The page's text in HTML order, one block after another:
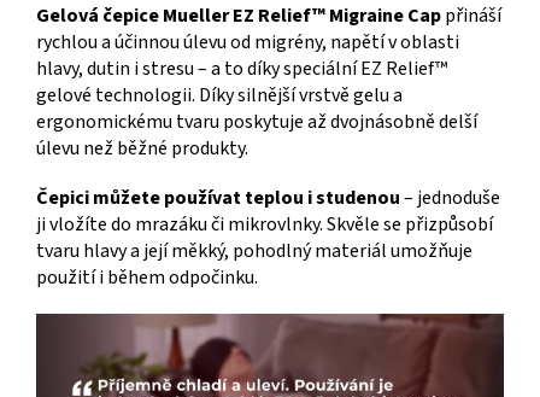
Gelová čepice Mueller EZ Relief™ Migraine Cappřináší
rychlou a účinnou úlevu od migrény, napětí v oblasti
hlavy, dutin i stresu – a to díky speciální EZ Relief™
gelové technologii. Díky silnější vrstvě gelu a
ergonomickému tvaru poskytuje až dvojnásobně delší
úlevu než běžné produkty.
Čepici můžete používat teplou i studenou– jednoduše
ji vložíte do mrazáku či mikrovlnky. Skvěle se přizpůsobí
tvaru hlavy a její měkký, pohodlný materiál umožňuje
použití i během odpočinku.